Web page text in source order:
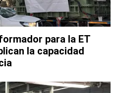
para la ET
la capacidad